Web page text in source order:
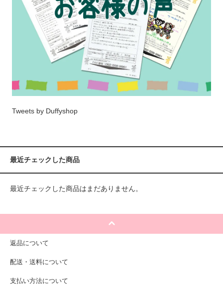
Tweets by Duffyshop
最近チェックした商品
最近チェックした商品はまだありません。
返品について
配送・送料について
支払い方法について